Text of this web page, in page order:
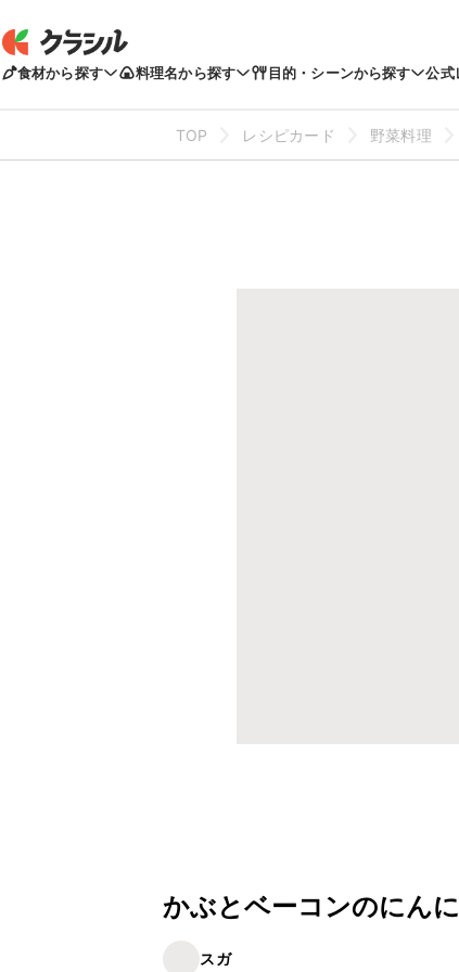
食材から探す 料理名から探す 目的・シーンから探す 公式
TOP レシピカード 野菜料理
かぶとベーコンのにん
スガ